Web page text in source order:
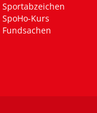
Sportabzeichen
SpoHo-Kurs
Fundsachen